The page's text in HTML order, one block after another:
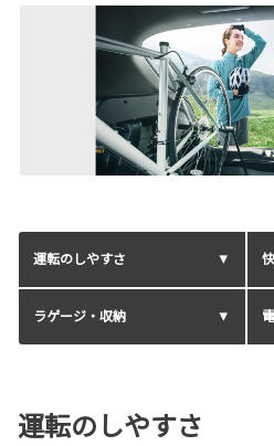
運転のしやすさ
ラゲージ・収納
運転のしやすさ